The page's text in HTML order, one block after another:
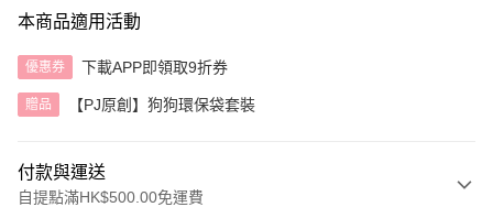
本商品適用活動
優惠券 下載APP即領取9折券
贈品 【PJ原創】狗狗環保袋套裝
付款與運送
自提點滿HK$500.00免運費